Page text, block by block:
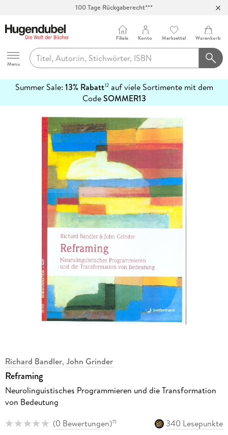
100 Tage Rückgaberecht***
Hugendubel
Menu
Filiale Konto Merkzettel Warenkorb
Summer Sale: 13% Rabatt12auf viele Sortimente mit dem
CodeSOMMER13
erfahren
Richard Bandler, John Grinder
Reframing
Neurolinguistisches Programmieren und die Transformation
von Bedeutung
(0 Bewertungen)15
340 Lesepunkte